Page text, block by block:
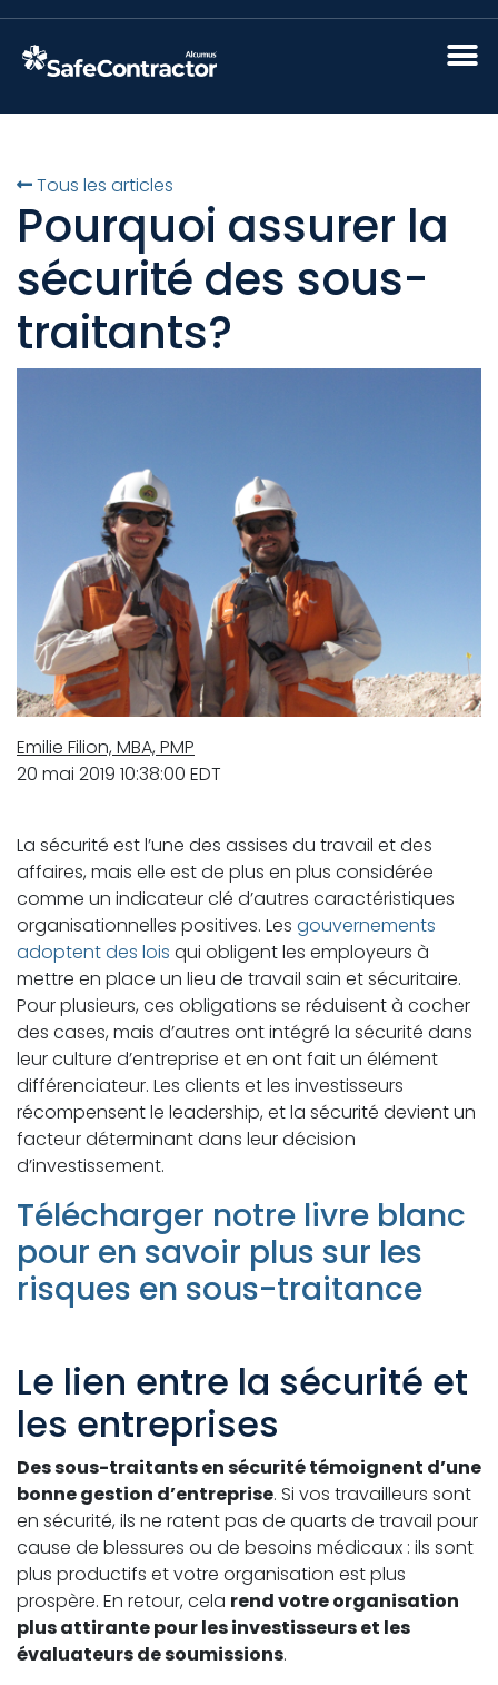
Tous les articles
Pourquoi assurer la
sécurité des sous-
traitants?
Emilie Filion, MBA, PMP
20 mai 2019 10:38:00 EDT
La sécurité est l’une des assises du travail et des
affaires, mais elle est de plus en plus considérée
comme un indicateur clé d’autres caractéristiques
organisationnelles positives. Les gouvernements
adoptent des lois qui obligent les employeurs à
mettre en place un lieu de travail sain et sécuritaire.
Pour plusieurs, ces obligations se réduisent à cocher
des cases, mais d’autres ont intégré la sécurité dans
leur culture d’entreprise et en ont fait un élément
différenciateur. Les clients et les investisseurs
récompensent le leadership, et la sécurité devient un
facteur déterminant dans leur décision
d’investissement.
Télécharger notre livre blanc
pour en savoir plus sur les
risques en sous-traitance
Le lien entre la sécurité et
les entreprises
Des sous-traitants en sécurité témoignent d’une
bonne gestion d’entreprise. Si vos travailleurs sont
en sécurité, ils ne ratent pas de quarts de travail pour
cause de blessures ou de besoins médicaux : ils sont
plus productifs et votre organisation est plus
prospère. En retour, cela rend votre organisation
plus attirante pour les investisseurs et les
évaluateurs de soumissions.